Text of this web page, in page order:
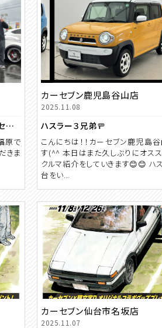
☆祝☆ セレナ ご納車 【カーセブン川内店】
原で
きま
カーセブン鹿児島谷山店
2025.11.08
ハスラー３兄弟🚥
こんにちは！！カーセブン鹿児島
す(^^ 本日はまた久しぶりにオス
クルマ紹介をしていきます😊😊 ハ
台をい...
カーセブン仙台市名坂店
2025.11.07